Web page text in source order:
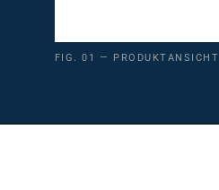
FIG. 01 — PRODUKTANSICHT